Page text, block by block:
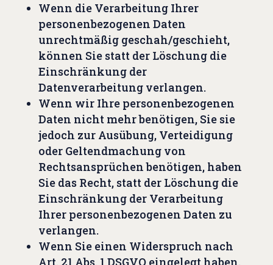
Wenn die Verarbeitung Ihrer
personenbezogenen Daten
unrechtmäßig geschah/geschieht,
können Sie statt der Löschung die
Einschränkung der
Datenverarbeitung verlangen.
Wenn wir Ihre personenbezogenen
Daten nicht mehr benötigen, Sie sie
jedoch zur Ausübung, Verteidigung
oder Geltendmachung von
Rechtsansprüchen benötigen, haben
Sie das Recht, statt der Löschung die
Einschränkung der Verarbeitung
Ihrer personenbezogenen Daten zu
verlangen.
Wenn Sie einen Widerspruch nach
Art. 21 Abs. 1 DSGVO eingelegt haben,